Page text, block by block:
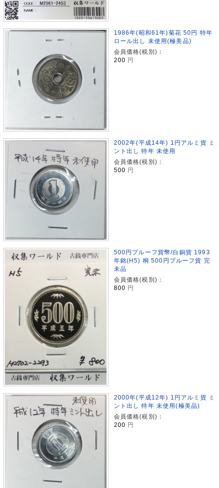
1986年(昭和61年)菊花 50円 特年
ロール出し 未使用(極美品)
会員価格(税別)：
200 円
2002年(平成14年) 1円アルミ貨 ミ
ント出し 特年 未使用
会員価格(税別)：
500 円
500円プルーフ貨幣/白銅貨 1993
年銘(H5) 桐 500円プルーフ貨 完
未品
会員価格(税別)：
800 円
2000年(平成12年) 1円アルミ貨 ミ
ント出し 特年 未使用(極美品)
会員価格(税別)：
200 円